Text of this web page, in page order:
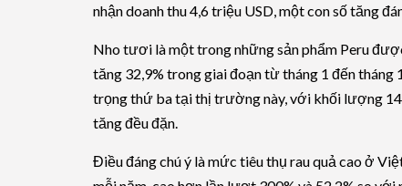
nhận doanh thu 4,6 triệu USD, một con số tăng
Nho tươi là một trong những sản phẩm Peru
tăng 32,9% trong giai đoạn từ tháng 1 đến tháng
trọng thứ ba tại thị trường này, với khối lượng
tăng đều đặn.
Điều đáng chú ý là mức tiêu thụ rau quả cao ở